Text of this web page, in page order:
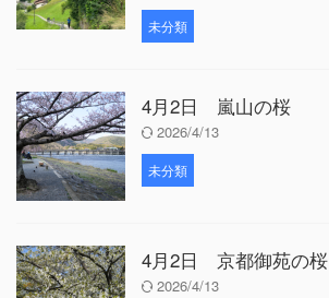
未分類
4月2日 嵐山の桜
2026/4/13
未分類
4月2日 京都御苑の桜
2026/4/13